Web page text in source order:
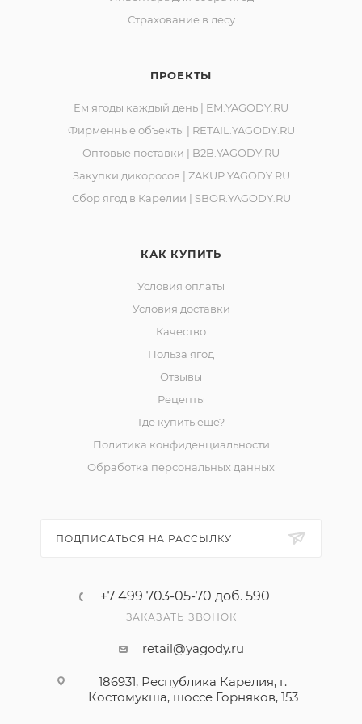
Страхование в лесу
ПРОЕКТЫ
Ем ягоды каждый день | EM.YAGODY.RU
Фирменные объекты | RETAIL.YAGODY.RU
Оптовые поставки | B2B.YAGODY.RU
Закупки дикоросов | ZAKUP.YAGODY.RU
Сбор ягод в Карелии | SBOR.YAGODY.RU
КАК КУПИТЬ
Условия оплаты
Условия доставки
Качество
Польза ягод
Отзывы
Рецепты
Где купить ещё?
Политика конфиденциальности
Обработка персональных данных
ПОДПИСАТЬСЯ НА РАССЫЛКУ
+7 499 703-05-70 доб. 590
ЗАКАЗАТЬ ЗВОНОК
retail@yagody.ru
186931, Республика Карелия, г.
Костомукша, шоссе Горняков, 153